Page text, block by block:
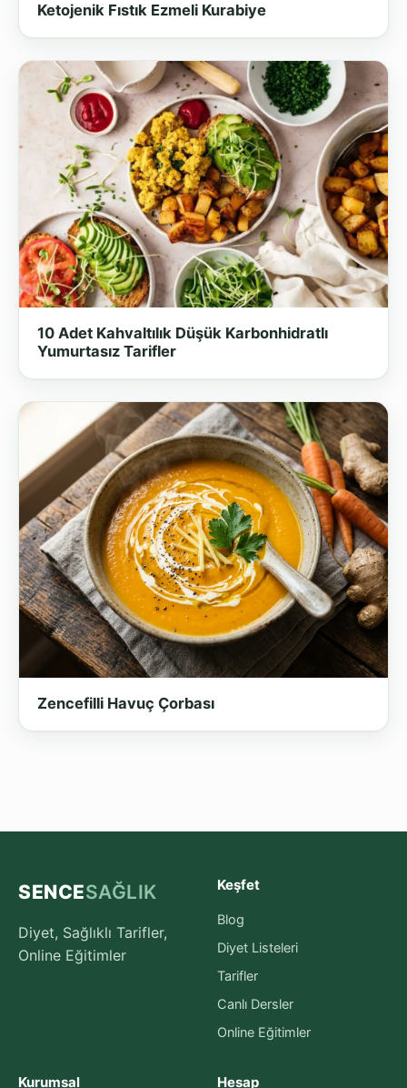
Ketojenik Fıstık Ezmeli Kurabiye
10 Adet Kahvaltılık Düşük Karbonhidratlı
Yumurtasız Tarifler
Zencefilli Havuç Çorbası
SENCESAĞLIK
Diyet, Sağlıklı Tarifler,
Online Eğitimler
Keşfet
Blog
Diyet Listeleri
Tarifler
Canlı Dersler
Online Eğitimler
Kurumsal Hesap